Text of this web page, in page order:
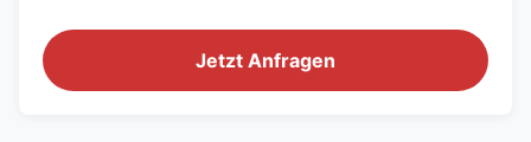
Jetzt Anfragen